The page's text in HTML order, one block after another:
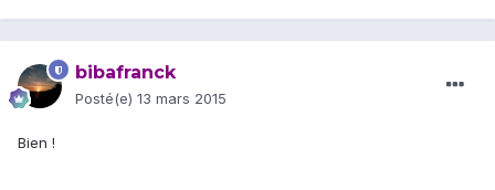
bibafranck
Posté(e) 13 mars 2015
Bien !